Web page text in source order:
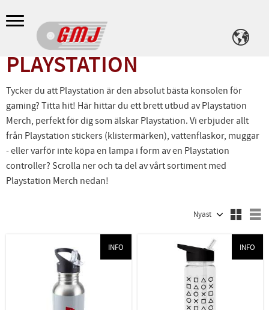
Meny
PLAYSTATION
Tycker du att Playstation är den absolut bästa konsolen för
gaming? Titta hit! Här hittar du ett brett utbud av Playstation
Merch, perfekt för dig som älskar Playstation. Vi erbjuder allt
från Playstation stickers (klistermärken), vattenflaskor, muggar
- eller varför inte köpa en lampa i form av en Playstation
controller? Scrolla ner och ta del av vårt sortiment med
Playstation Merch nedan!
INFO INFO